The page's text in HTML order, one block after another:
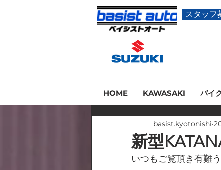
スタッフ
HOME KAWASAKI バイ
新型
basist.kyotonishi
いつもご覧頂き有難